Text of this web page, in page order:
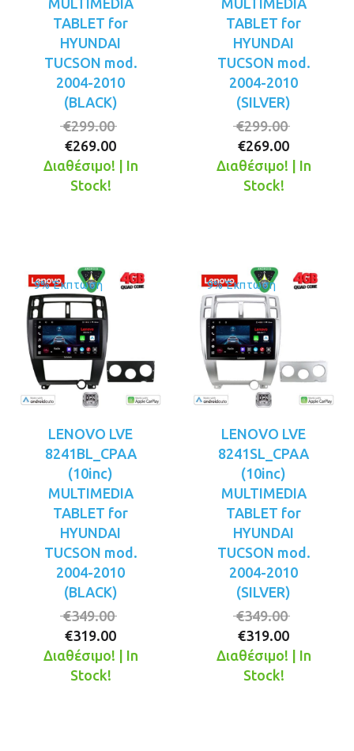
MULTIMEDIA
TABLET for
HYUNDAI
TUCSON mod.
2004-2010
(BLACK)
€299.00
was:
€269.00
τρέχουσα
Διαθέσιμο! | In
Stock!
MULTIMEDIA
TABLET for
HYUNDAI
TUCSON mod.
2004-2010
(SILVER)
€299.00
was:
€269.00
Διαθέσιμο! | In
Stock!
9% Έκπτωση
LENOVO LVE
8241BL_CPAA
(10inc)
MULTIMEDIA
TABLET for
HYUNDAI
TUCSON mod.
2004-2010
(BLACK)
€349.00
was:
€319.00
τρέχουσα
Διαθέσιμο! | In
Stock!
9% Έκπτωση
LENOVO LVE
8241SL_CPAA
(10inc)
MULTIMEDIA
TABLET for
HYUNDAI
TUCSON mod.
2004-2010
(SILVER)
€349.00
was:
€319.00
Διαθέσιμο! | In
Stock!